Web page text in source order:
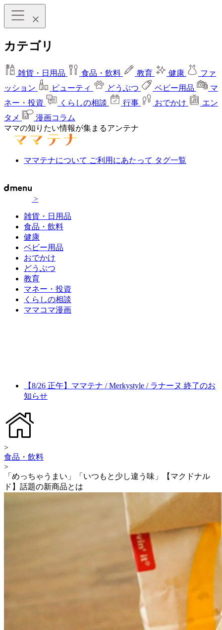
カテゴリ
雑貨・日用品 食品・飲料 教育 健康
ファ
ッション
ビューティ どうぶつ ベビー用品
マ
ネー・投資
くらしの相談 行事 おでかけ
エン
タメ
漫画コラム
ママの知りたい情報が集まるアンテナ
ママテナについて ご利用にあたって タグ一覧
>
雑貨・日用品
食品・飲料
健康
ベビー用品
おでかけ
どうぶつ
教育
マネー・投資
くらしの相談
ママコマ漫画
【8/26 正午】ママテナ / Merkystyle / ラナーヌ 終了のお
知らせ
>
食品・飲料
>
「めっちゃうまい」「いつもと少し違う味」【マクドナル
ド】話題の新商品とは